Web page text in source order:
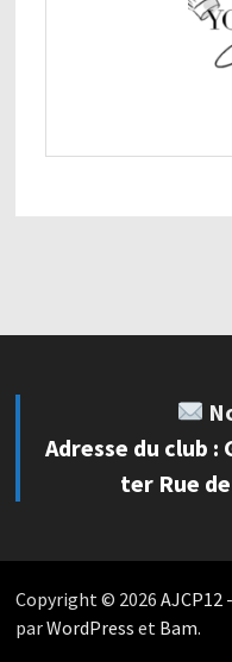
Adresse du club :
ter Rue
Copyright © 2026 AJCP12
parWordPress et Bam.